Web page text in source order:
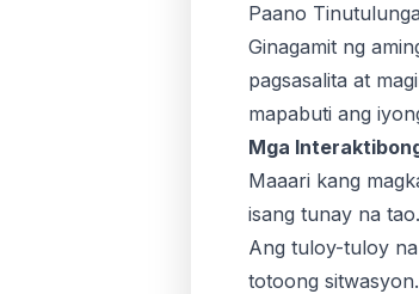
Paano
Ginagamit ng
pagsasalita at
mapabuti ang
Mga
Maaari kang
isang tunay na
Ang tuloy-tuloy
totoong sitwasyon.